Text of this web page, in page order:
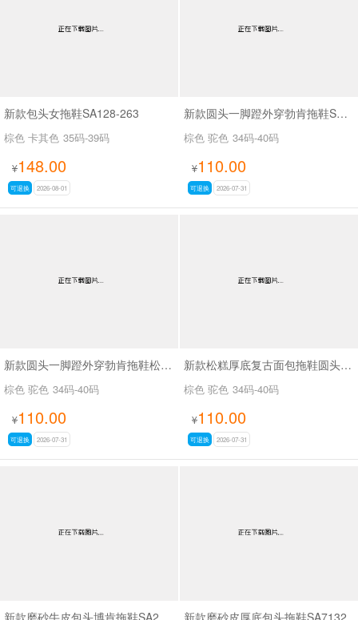
新款包头女拖鞋SA128-263
棕色 卡其色 35码-39码
¥148.00
可退换 2026-08-01
新款圆头一脚蹬外穿勃肯拖鞋SA9108
棕色 驼色 34码-40码
¥110.00
可退换 2026-07-31
新款圆头一脚蹬外穿勃肯拖鞋松糕厚底复古面包拖鞋SA9103
棕色 驼色 34码-40码
¥110.00
可退换 2026-07-31
新款松糕厚底复古面包拖鞋圆头一脚蹬外穿勃肯拖鞋SA9113
棕色 驼色 34码-40码
¥110.00
可退换 2026-07-31
新款磨砂皮厚底包头拖鞋SA7132